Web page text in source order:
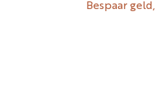
Bespaar